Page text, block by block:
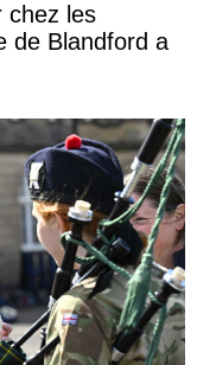
chez les
de Blandford a